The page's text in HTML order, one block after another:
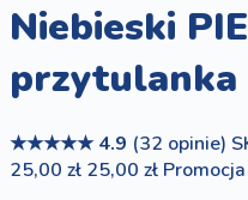
Niebieski
przytulanka
★★★★★ 4.9 (32 opinie)
25,00 zł 25,00 zł Promocja